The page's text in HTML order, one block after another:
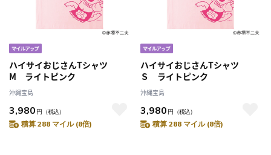
ハイサイおじさんTシャツ
M ライトピンク
沖縄宝島
3,980 円 （税込）
積算 288 マイル (8倍)
ハイサイおじさんTシャツ
Ｓ ライトピンク
沖縄宝島
3,980 円 （税込）
積算 288 マイル (8倍)